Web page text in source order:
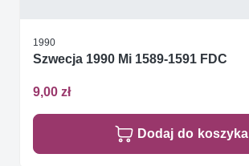
1990
Szwecja 1990 Mi 1589-1591 FDC
9,00 zł
Dodaj do koszyka